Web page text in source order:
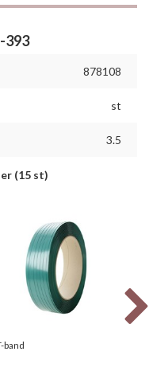
393
878108
st
3.5
(15 st)
band